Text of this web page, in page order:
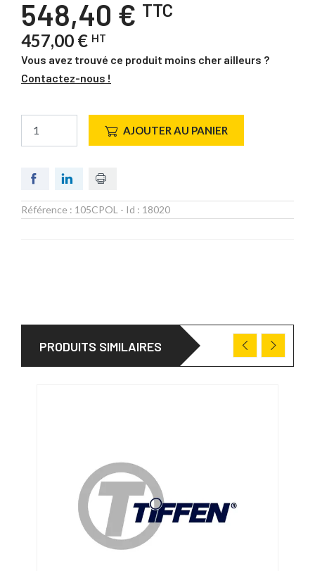
548,40 € TTC
457,00 € HT
Vous avez trouvé ce produit moins cher ailleurs ?
Contactez-nous !
AJOUTER AU PANIER
Référence : 105CPOL - Id : 18020
PRODUITS SIMILAIRES